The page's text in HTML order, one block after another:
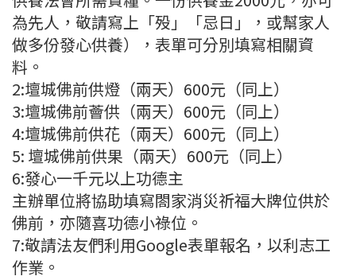
為先人，敬請寫上「殁」「忌日」，或幫家人
做多份發心供養），表單可分別填寫相關資
料。
2:壇城佛前供燈（兩天）600元（同上）
3:壇城佛前薈供（兩天）600元（同上）
4:壇城佛前供花（兩天）600元（同上）
5: 壇城佛前供果（兩天）600元（同上）
6:發心一千元以上功德主
主辦單位將協助填寫閤家消災祈福大牌位供於
佛前，亦隨喜功德小祿位。
7:敬請法友們利用Google表單報名，以利志工
作業。